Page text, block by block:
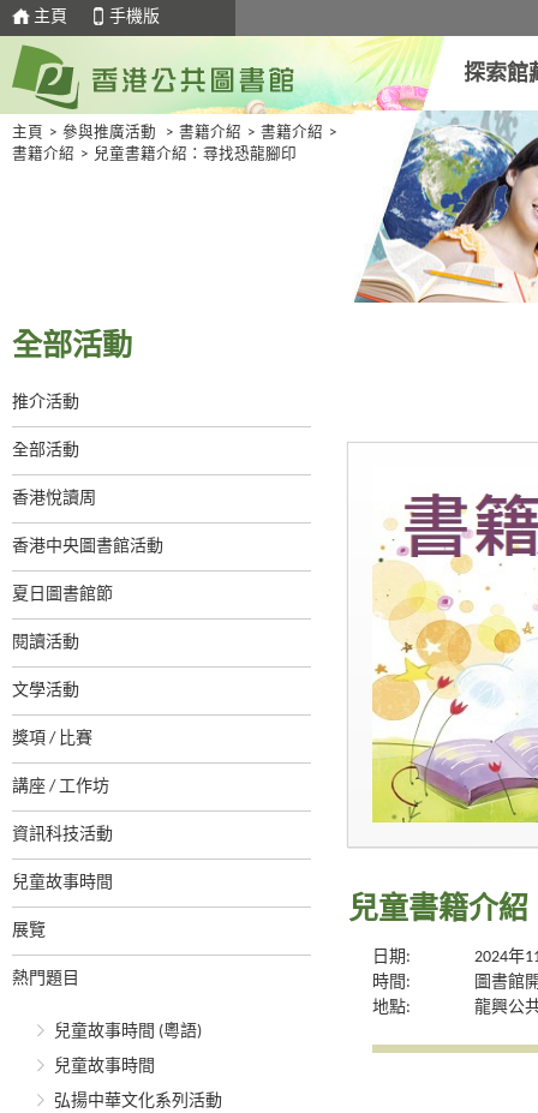
主頁 手機版
探索館
主頁 > 參與推廣活動 > 書籍介紹 > 書籍介紹 >
書籍介紹 > 兒童書籍介紹：尋找恐龍腳印
全部活動
推介活動
全部活動
香港悅讀周
香港中央圖書館活動
夏日圖書館節
閱讀活動
文學活動
獎項 / 比賽
講座 / 工作坊
資訊科技活動
兒童故事時間
展覽
熱門題目
兒童故事時間 (粵語)
兒童故事時間
弘揚中華文化系列活動
兒童書籍介紹
日期:
2024年
時間:
圖書館
地點:
龍興公